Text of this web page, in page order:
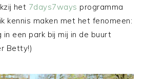
het 7days7ways programma
kennis maken met het fenomeen:
in een park bij mij in de buurt
Betty!)